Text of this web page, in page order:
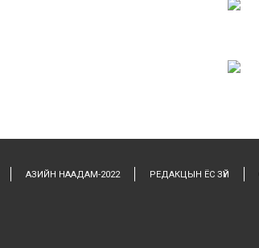
АЗИЙН НААДАМ-2022 РЕДАКЦЫН ЁС ЗҮЙ